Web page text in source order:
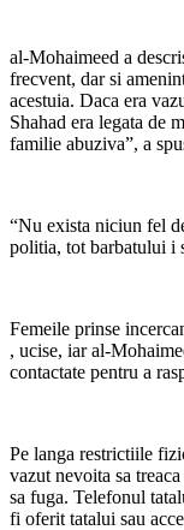
al-Mohaimeed a
frecvent, dar si
acestuia. Daca era
Shahad era legata de
familie abuziva”, a
“Nu exista niciun fel
politia, tot barbatului i
Femeile prinse
, ucise, iar al-
contactate pentru a
Pe langa restrictiile
vazut nevoita sa
sa fuga. Telefonul
fi oferit tatalui sau